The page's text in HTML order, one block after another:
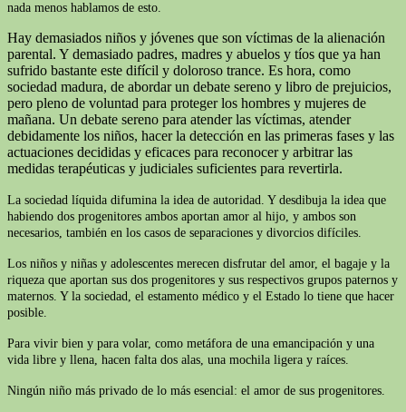
nada menos hablamos de esto.
Hay demasiados niños y jóvenes que son víctimas de la alienación
parental. Y demasiado padres, madres y abuelos y tíos que ya han
sufrido bastante este difícil y doloroso trance. Es hora, como
sociedad madura, de abordar un debate sereno y libro de prejuicios,
pero pleno de voluntad para proteger los hombres y mujeres de
mañana. Un debate sereno para atender las víctimas, atender
debidamente los niños, hacer la detección en las primeras fases y las
actuaciones decididas y eficaces para reconocer y arbitrar las
medidas terapéuticas y judiciales suficientes para revertirla.
La sociedad líquida difumina la idea de autoridad. Y desdibuja la idea que
habiendo dos progenitores ambos aportan amor al hijo, y ambos son
necesarios, también en los casos de separaciones y divorcios difíciles.
Los niños y niñas y adolescentes merecen disfrutar del amor, el bagaje y la
riqueza que aportan sus dos progenitores y sus respectivos grupos paternos y
maternos. Y la sociedad, el estamento médico y el Estado lo tiene que hacer
posible.
Para vivir bien y para volar, como metáfora de una emancipación y una
vida libre y llena, hacen falta dos alas, una mochila ligera y raíces.
Ningún niño más privado de lo más esencial: el amor de sus progenitores.